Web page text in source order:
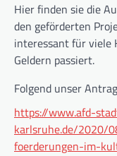
Hier finden sie die
den geförderten
interessant für viele
Geldern passiert.
Folgend unser
https://www.afd-
karlsruhe.de/2020/
foerderungen-im-